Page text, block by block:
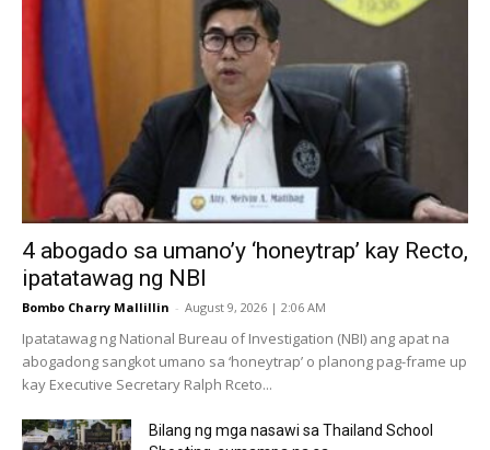
4 abogado sa umano’y ‘honeytrap’ kay Recto,
ipatatawag ng NBI
Bombo Charry Mallillin - August 9, 2026 | 2:06 AM
Ipatatawag ng National Bureau of Investigation (NBI) ang apat na
abogadong sangkot umano sa ‘honeytrap’ o planong pag-frame up
kay Executive Secretary Ralph Rceto...
Bilang ng mga nasawi sa Thailand School